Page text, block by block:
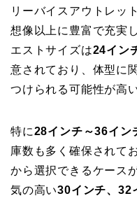
リーバイスアウトレッ
想像以上に豊富で充実
エストサイズは24イン
意されており、体型に
つけられる可能性が高
特に28インチ～36イン
庫数も多く確保されて
から選択できるケース
気の高い30インチ、32